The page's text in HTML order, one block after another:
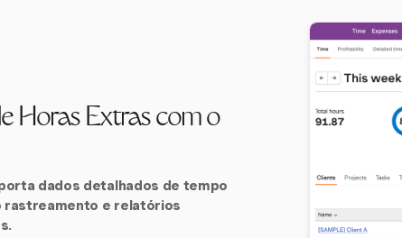
Horas Extras com o
dados detalhados de tempo
rastreamento e relatórios